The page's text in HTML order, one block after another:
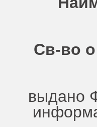
Св-во
выдано